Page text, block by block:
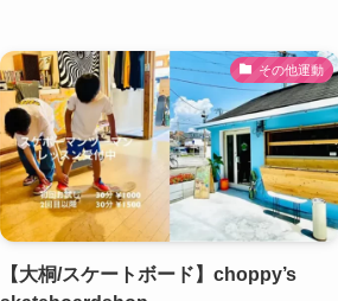
その他運動
【大桐/スケートボード】choppy’s